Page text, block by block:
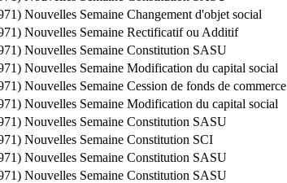
Nouvelles Semaine Changement d'objet social
Nouvelles Semaine Rectificatif ou Additif
Nouvelles Semaine Constitution SASU
Nouvelles Semaine Modification du capital social
Nouvelles Semaine Cession de fonds de commerce
Nouvelles Semaine Modification du capital social
Nouvelles Semaine Constitution SASU
Nouvelles Semaine Constitution SCI
Nouvelles Semaine Constitution SASU
Nouvelles Semaine Constitution SASU